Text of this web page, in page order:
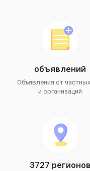
объявлений
Объявления от
и организаций
3727 регионов